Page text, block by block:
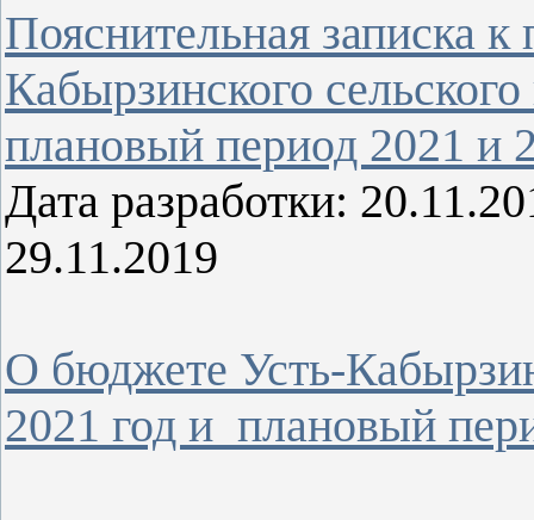
Пояснительная записка
Кабырзинского
плановый период 2021 и
Дата разработки:
29.11.2019
О бюджете Усть-
2021 год и плановый